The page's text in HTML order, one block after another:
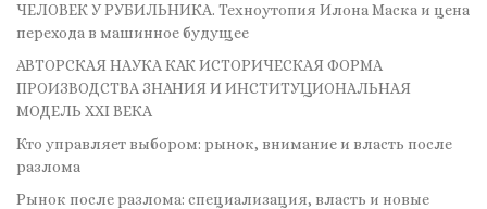
ЧЕЛОВЕК У РУБИЛЬНИКА. Техноутопия Илона Маска и цена
перехода в машинное будущее
АВТОРСКАЯ НАУКА КАК ИСТОРИЧЕСКАЯ ФОРМА
ПРОИЗВОДСТВА ЗНАНИЯ И ИНСТИТУЦИОНАЛЬНАЯ
МОДЕЛЬ XXI ВЕКА
Кто управляет выбором: рынок, внимание и власть после
разлома
Рынок после разлома: специализация, власть и новые